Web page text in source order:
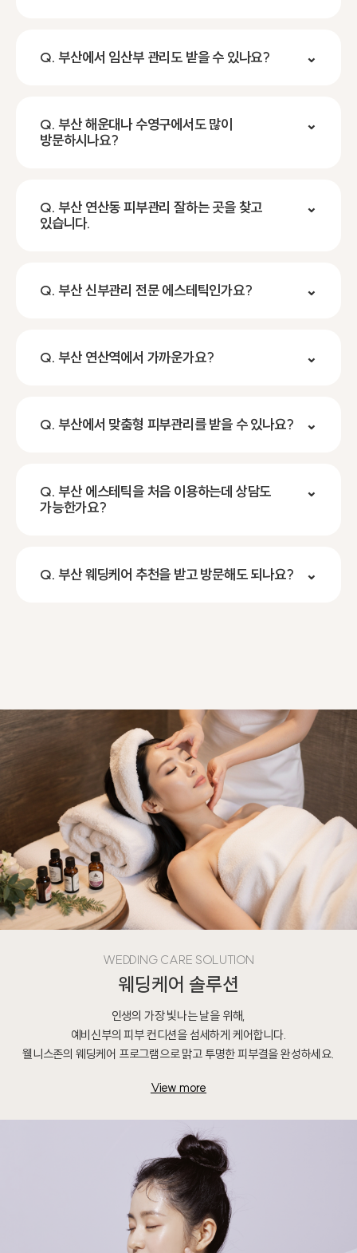
Q. 부산에서 임산부 관리도 받을 수 있나요? ⌄
Q. 부산 해운대나 수영구에서도 많이
방문하시나요?
⌄
Q. 부산 연산동 피부관리 잘하는 곳을 찾고
있습니다.
⌄
Q. 부산 신부관리 전문 에스테틱인가요? ⌄
Q. 부산 연산역에서 가까운가요? ⌄
Q. 부산에서 맞춤형 피부관리를 받을 수 있나요? ⌄
Q. 부산 에스테틱을 처음 이용하는데 상담도
가능한가요?
⌄
Q. 부산 웨딩케어 추천을 받고 방문해도 되나요? ⌄
WEDDING CARE SOLUTION
웨딩케어 솔루션
인생의 가장 빛나는 날을 위해,
예비신부의 피부 컨디션을 섬세하게 케어합니다.
웰니스존의 웨딩케어 프로그램으로 맑고 투명한 피부결을 완성하세요.
View more